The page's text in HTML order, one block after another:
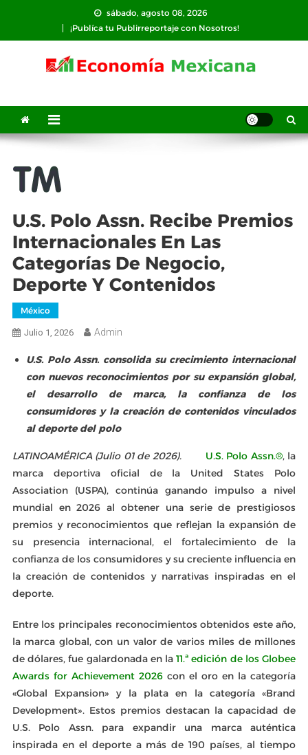
contenido
sábado, agosto 08, 2026
¡Publíca tu Publirreportaje con Nosotros!
U.S. Polo Assn. Recibe Premios
Internacionales En Las
Categorías De Negocio,
Deporte Y Contenidos
México
Julio 1, 2026 Admin
U.S. Polo Assn. consolida su crecimiento internacional
con nuevos reconocimientos por su expansión global,
el desarrollo de marca, la confianza de los
consumidores y la creación de contenidos vinculados
al deporte del polo
LATINOAMÉRICA (Julio 01 de 2026). U.S. Polo Assn.®, la
marca deportiva oficial de la United States Polo
Association (USPA), continúa ganando impulso a nivel
mundial en 2026 al obtener una serie de prestigiosos
premios y reconocimientos que reflejan la expansión de
su presencia internacional, el fortalecimiento de la
confianza de los consumidores y su creciente influencia en
la creación de contenidos y narrativas inspiradas en el
deporte.
Entre los principales reconocimientos obtenidos este año,
la marca global, con un valor de varios miles de millones
de dólares, fue galardonada en la11.ª edición de los Globee
Awards for Achievement 2026con el oro en la categoría
«Global Expansion» y la plata en la categoría «Brand
Development». Estos premios destacan la capacidad de
U.S. Polo Assn. para expandir una marca auténtica
inspirada en el deporte a más de 190 países, al tiempo